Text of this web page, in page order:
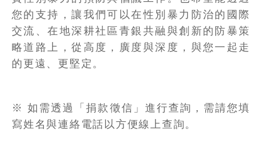
您的支持，讓我們可以在性別暴力防治的國際
交流、在地深耕社區青銀共融與創新的防暴策
略道路上，從高度，廣度與深度，與您一起走
的更遠、更堅定。
※ 如需透過「捐款徵信」進行查詢，需請您填
寫姓名與連絡電話以方便線上查詢。